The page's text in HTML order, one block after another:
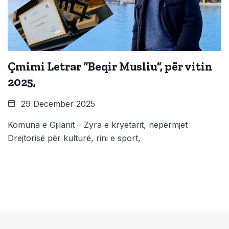
Çmimi Letrar “Beqir Musliu”, për vitin
2025,
29 December 2025
Komuna e Gjilanit – Zyra e kryetarit, nëpërmjet
Drejtorisë për kulturë, rini e sport,